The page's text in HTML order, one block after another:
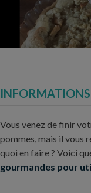
Vous venez de finir
pommes, mais il vous
quoi en faire ? Voici
gourmandes pour